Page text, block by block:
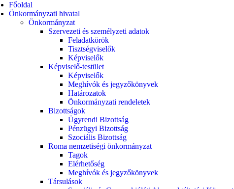
Főoldal
Önkormányzati hivatal
Önkormányzat
Szervezeti és személyzeti adatok
Feladatkörök
Tisztségviselők
Képviselők
Képviselő-testület
Képviselők
Meghívók és jegyzőkönyvek
Határozatok
Önkormányzati rendeletek
Bizottságok
Ügyrendi Bizottság
Pénzügyi Bizottság
Szociális Bizottság
Roma nemzetiségi önkormányzat
Tagok
Elérhetőség
Meghívók és jegyzőkönyvek
Társulások